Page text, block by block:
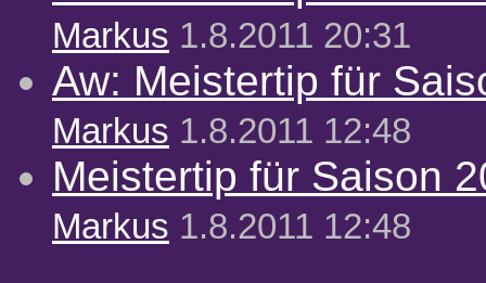
Markus 1.8.2011 20:31
Aw: Meistertip für
Markus 1.8.2011 12:48
Meistertip für Saison
Markus 1.8.2011 12:48